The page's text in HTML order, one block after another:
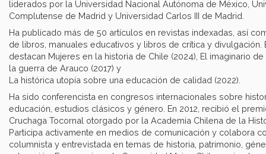
liderados por la Universidad Nacional Autónoma de México,
Complutense de Madrid y Universidad Carlos III de Madrid.
Ha publicado más de 50 artículos en revistas indexadas, así
de libros, manuales educativos y libros de crítica y divulgación.
destacan Mujeres en la historia de Chile (2024), El imaginario de
la guerra de Arauco (2017) y
La histórica utopía sobre una educación de calidad (2022). ​
​Ha sido conferencista en congresos internacionales sobre
educación, estudios clásicos y género. En 2012, recibió el
Cruchaga Tocornal otorgado por la Academia Chilena de la
Participa activamente en medios de comunicación y colabora
columnista y entrevistada en temas de historia, patrimonio,